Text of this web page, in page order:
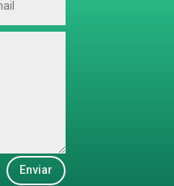
Enviar